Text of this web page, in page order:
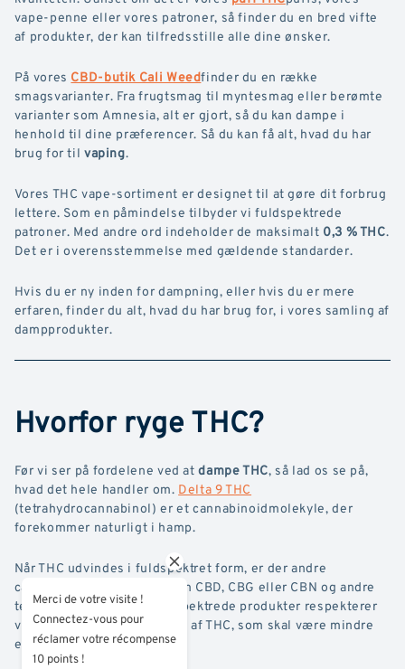
vape-penne eller vores patroner, så finder du en bred vifte
af produkter, der kan tilfredsstille alle dine ønsker.
På vores CBD-butik Cali Weedfinder du en række
smagsvarianter. Fra frugtsmag til myntesmag eller berømte
varianter som Amnesia, alt er gjort, så du kan dampe i
henhold til dine præferencer. Så du kan få alt, hvad du har
brug for til vaping.
Vores THC vape-sortiment er designet til at gøre dit forbrug
lettere. Som en påmindelse tilbyder vi fuldspektrede
patroner. Med andre ord indeholder de maksimalt 0,3 % THC.
Det er i overensstemmelse med gældende standarder.
Hvis du er ny inden for dampning, eller hvis du er mere
erfaren, finder du alt, hvad du har brug for, i vores samling af
dampprodukter.
Hvorfor ryge THC?
Før vi ser på fordelene ved atdampe THC, så lad os se på,
hvad det hele handler om. Delta 9 THC
(tetrahydrocannabinol) er et cannabinoidmolekyle, der
forekommer naturligt i hamp.
Når THC udvindes i fuldspektret form, er der andre
cannabinoider til stede. Som CBD, CBG eller CBN og andre
terpener. Men i vores fuldspektrede produkter respekterer
vi den lovlige koncentration af THC, som skal være mindre
end 0,3 %.
Merci de votre visite !
Connectez-vous pour
réclamer votre récompense
10 points !